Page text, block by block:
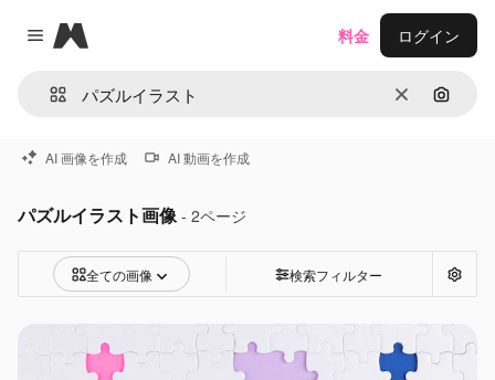
Close menu
Magnific
消去 画像で
料金 ログイン
AI 画像を作成 AI 動画を作成
パズルイラスト画像 - 2ページ
全ての画像 検索フィルター